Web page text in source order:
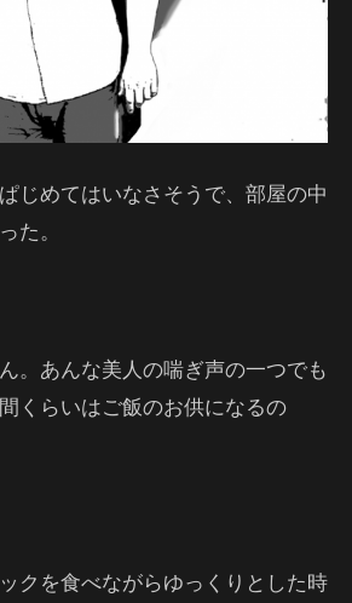
じめてはいなさそうで、部屋の中
た。
。あんな美人の喘ぎ声の一つでも
くらいはご飯のお供になるの
クを食べながらゆっくりとした時